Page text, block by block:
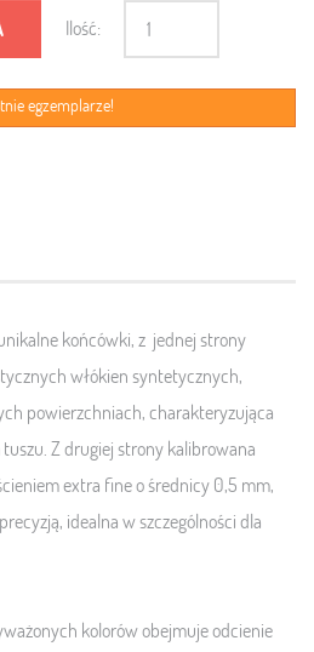
Ilość:
egzemplarze!
końcówki, z jednej strony
włókien syntetycznych,
powierzchniach, charakteryzująca
Z drugiej strony kalibrowana
extra fine o średnicy 0,5 mm,
idealna w szczególności dla
kolorów obejmuje odcienie